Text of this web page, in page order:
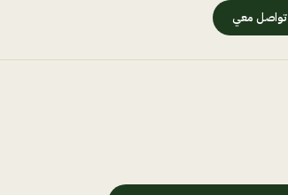
تواصل معي